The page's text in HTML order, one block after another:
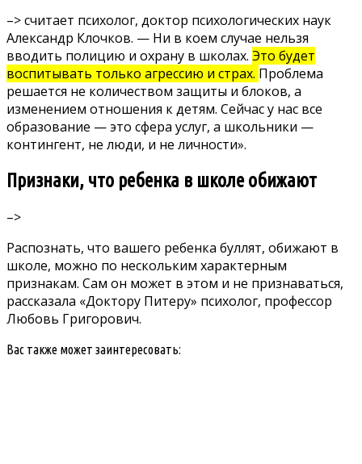
–>считает психолог, доктор психологических наук
Александр Клочков. — Ни в коем случае нельзя
вводить полицию и охрану в школах. Это будет
воспитывать только агрессию и страх. Проблема
решается не количеством защиты и блоков, а
изменением отношения к детям. Сейчас у нас все
образование — это сфера услуг, а школьники —
контингент, не люди, и не личности».
Признаки, что ребенка в школе обижают
–>
Распознать, что вашего ребенка буллят, обижают в
школе, можно по нескольким характерным
признакам. Сам он может в этом и не признаваться,
рассказала «Доктору Питеру» психолог, профессор
Любовь Григорович.
Вас также может заинтересовать: